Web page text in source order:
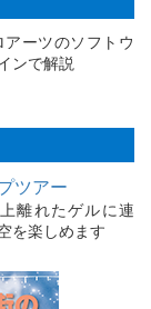
ーツのソフトウ
ンで解説
ツアー
離れたゲルに連
を楽しめます